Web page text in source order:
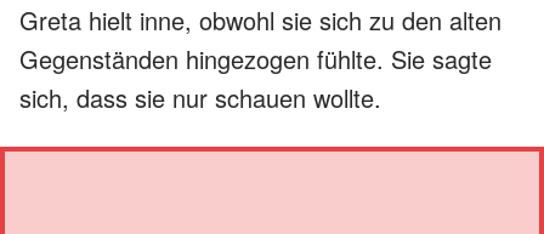
Greta hielt inne, obwohl sie sich zu den alten
Gegenständen hingezogen fühlte. Sie sagte
sich, dass sie nur schauen wollte.